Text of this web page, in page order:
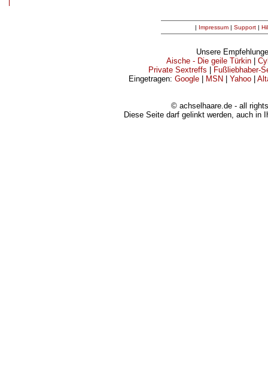
| Impressum| Support|
Unsere
Aische - Die geile Türkin
Private Sextreffs
Fußliebhaber-
Eingetragen: Google| MSN Yahoo|
© achselhaare.de - all
Diese Seite darf gelinkt werden, auch in